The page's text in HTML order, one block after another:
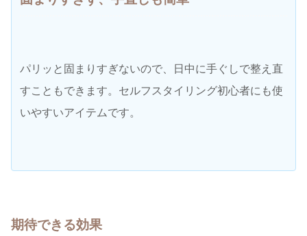
パリッと固まりすぎないので、日中に手ぐしで整え直
すこともできます。セルフスタイリング初心者にも使
いやすいアイテムです。
期待できる効果